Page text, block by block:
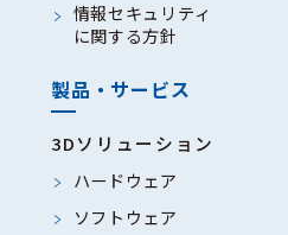
情報セキュリティ
に関する方針
製品・サービス
3Dソリューション
ハードウェア
ソフトウェア